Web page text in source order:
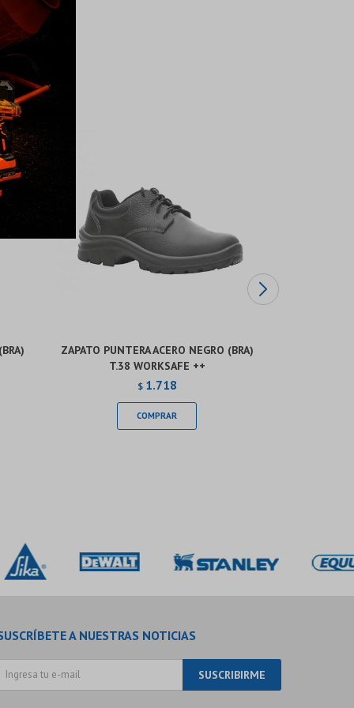
ZAPATO PUNTERA ACERO NEGRO (BRA)
T.38 WORKSAFE ++
$ 1.718
A NUESTRAS NOTICIAS
SUSCRIBIRME